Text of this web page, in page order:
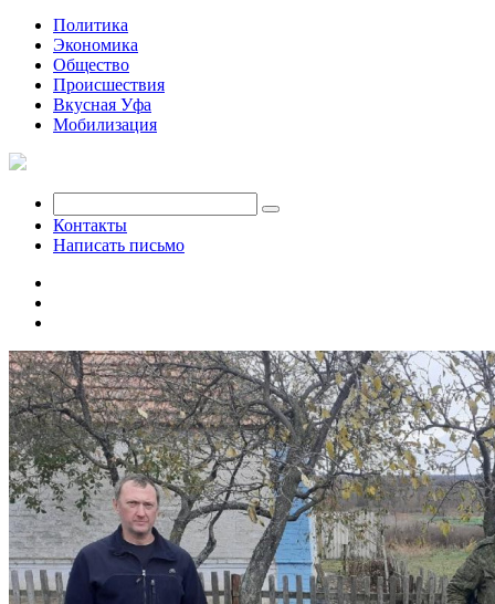
Политика
Экономика
Общество
Происшествия
Вкусная Уфа
Мобилизация
Контакты
Написать письмо